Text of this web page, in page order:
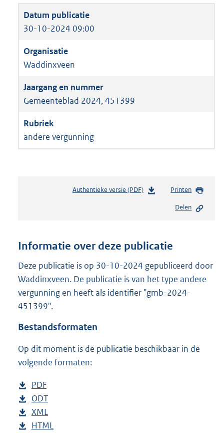
30-10-2024 09:00
Waddinxveen
Gemeenteblad 2024, 451399
andere vergunning
Authentieke versie (PDF)b
n
s
r
o
:
Printen
Delen
Informatie over deze publicatie
Deze publicatie is op 30-10-2024 gepubliceerd door
Waddinxveen. De publicatie is van het type andere
vergunning en heeft als identifier "gmb-2024-
451399".
Bestandsformaten
Op dit moment is de publicatie beschikbaar in de
volgende formaten:
D
o
w
n
PDF
e
s
t
D
o
w
ODT
s
D
o
XML
e
D
HTML